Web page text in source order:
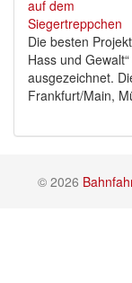
Die besten
Hass und
ausgezeichnet.
Frankfurt/Main,
© 2026